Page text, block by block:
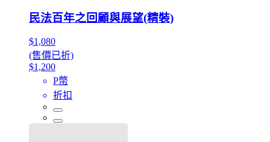
民法百年之回顧與展望(精裝)
$1,080
(售價已折)
$1,200
P幣
折扣